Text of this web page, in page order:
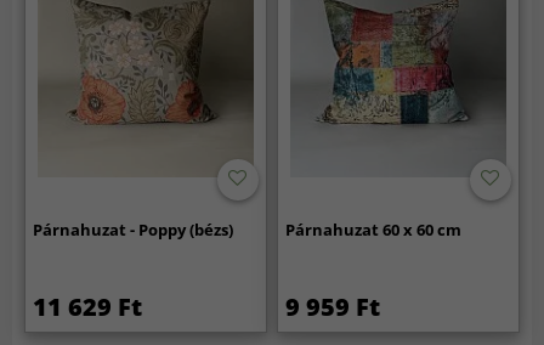
Párnahuzat - Poppy (bézs)
11 629 Ft
Párnahuzat 60 x 60 cm
9 959 Ft